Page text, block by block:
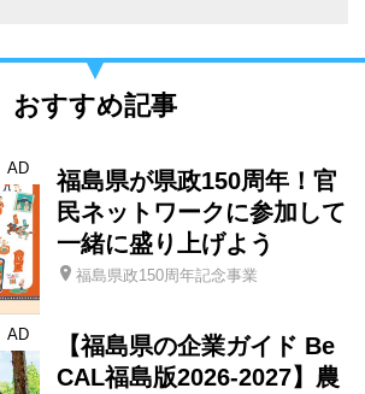
おすすめ記事
AD
福島県が県政150周年！官
民ネットワークに参加して
一緒に盛り上げよう
福島県政150周年記念事業
AD
【福島県の企業ガイド Be
CAL福島版2026-2027】農